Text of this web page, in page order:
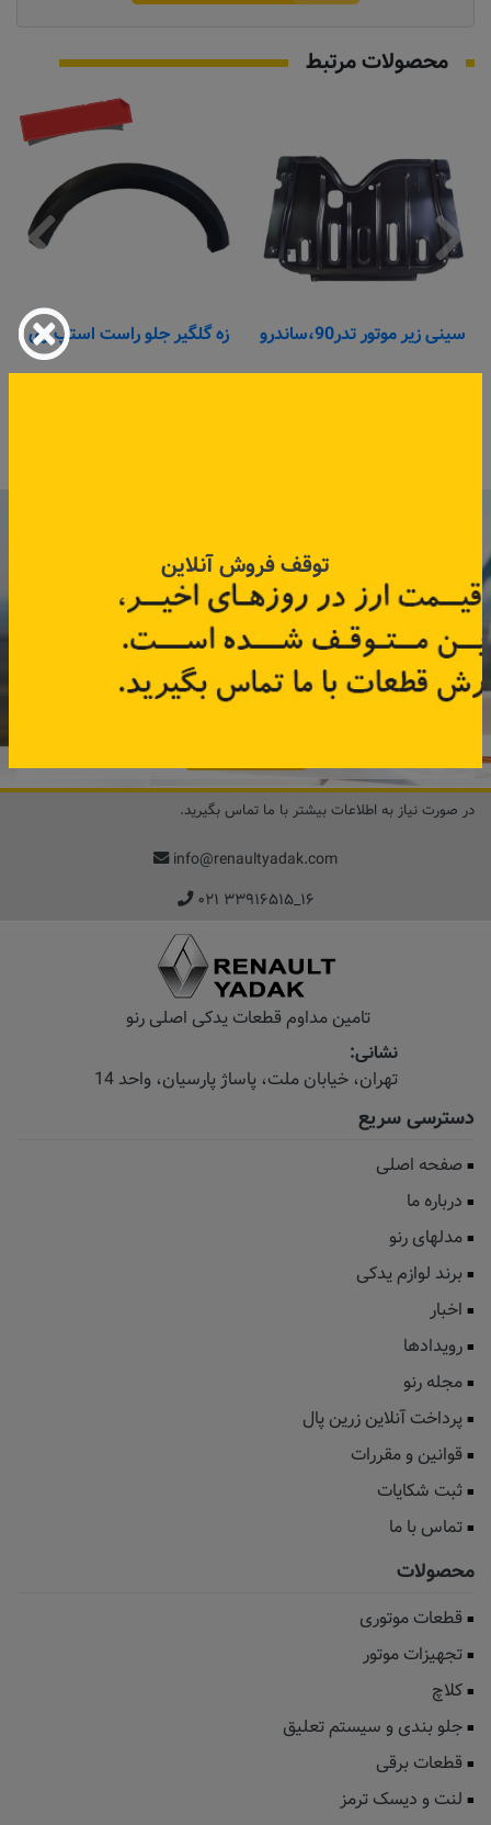
محصولات مرتبط
سینی زیر موتور تدر90،ساندرو
موجود نیست
زه گلگیر جلو راست استپ وی
همین حالا ۱۵ هزار تومان کد‌تخفیف خرید
آنلاین
دریافت کنید.
در صورت نیاز به اطلاعات بیشتر با ما تماس بگیرید.
info@renaultyadak.com
۰۲۱ ۳۳۹۱۶۵۱۵_۱۶
تامین مداوم قطعات یدکی اصلی رنو
نشانی:
تهران، خیابان‌ ملت، پاساژ‌ پارسیان، واحد 14
دسترسی سریع
صفحه اصلی
درباره ما
مدلهای رنو
برند لوازم یدکی
اخبار
رویدادها
مجله رنو
پرداخت آنلاین زرین پال
قوانین و مقررات
ثبت شکایات
تماس با ما
محصولات
قطعات موتوری
تجهیزات موتور
کلاچ
جلو بندی و سیستم تعلیق
قطعات برقی
لنت و دیسک ترمز
توقف فروش آنلاین